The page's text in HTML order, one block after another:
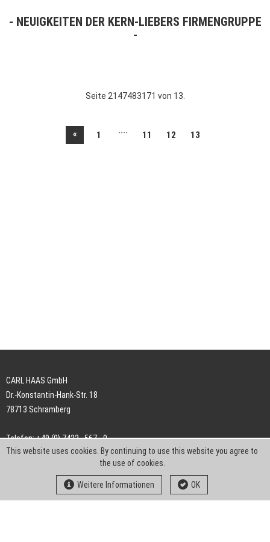
NEUIGKEITEN DER KERN-LIEBERS FIRMENGRUPPE
Seite 2147483171 von 13.
« 1 .... 11 12 13
CARL HAAS GmbH
Dr.-Konstantin-Hank-Str. 18
78713 Schramberg
Telefon: +49 (0) 7422 . 567 - 0
Telefax: +49 (0) 7422 . 567 - 239
info-ch@kern-liebers.com
This website uses cookies. By continuing to use this website you agree to
the use of cookies.
Weitere Informationen OK